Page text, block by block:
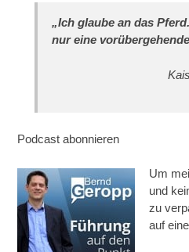
„Ich glaube an das
nur eine
Podcast abonnieren
Um
und
zu
auf